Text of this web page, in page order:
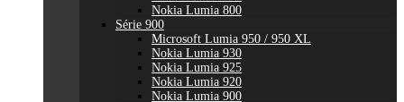
Nokia Lumia 800
Série 900
Microsoft Lumia 950 / 950 XL
Nokia Lumia 930
Nokia Lumia 925
Nokia Lumia 920
Nokia Lumia 900